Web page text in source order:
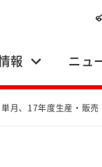
報 ニュ
月、17年度生産・販売